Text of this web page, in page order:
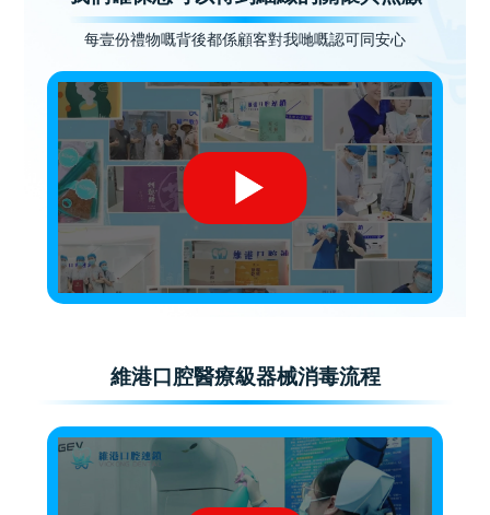
每壹份禮物嘅背後都係顧客對我哋嘅認可同安心
維港口腔醫療級器械消毒流程